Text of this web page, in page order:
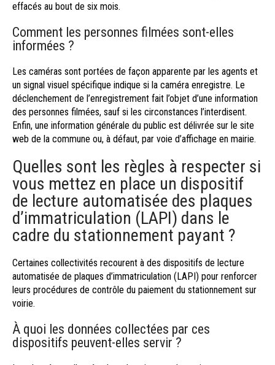
effacés au bout de six mois.
Comment les personnes filmées sont-elles
informées ?
Les caméras sont portées de façon apparente par les agents et
un signal visuel spécifique indique si la caméra enregistre. Le
déclenchement de l’enregistrement fait l’objet d’une information
des personnes filmées, sauf si les circonstances l’interdisent.
Enfin, une information générale du public est délivrée sur le site
web de la commune ou, à défaut, par voie d’affichage en mairie.
Quelles sont les règles à respecter si
vous mettez en place un dispositif
de lecture automatisée des plaques
d’immatriculation (LAPI) dans le
cadre du stationnement payant ?
Certaines collectivités recourent à des dispositifs de lecture
automatisée de plaques d’immatriculation (LAPI) pour renforcer
leurs procédures de contrôle du paiement du stationnement sur
voirie.
À quoi les données collectées par ces
dispositifs peuvent-elles servir ?